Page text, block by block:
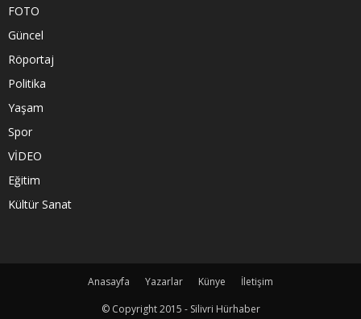
FOTO
Güncel
Röportaj
Politika
Yaşam
Spor
VİDEO
Eğitim
Kültür Sanat
Anasayfa Yazarlar Künye
İletişim
© Copyright 2015 - Silivri Hürhaber